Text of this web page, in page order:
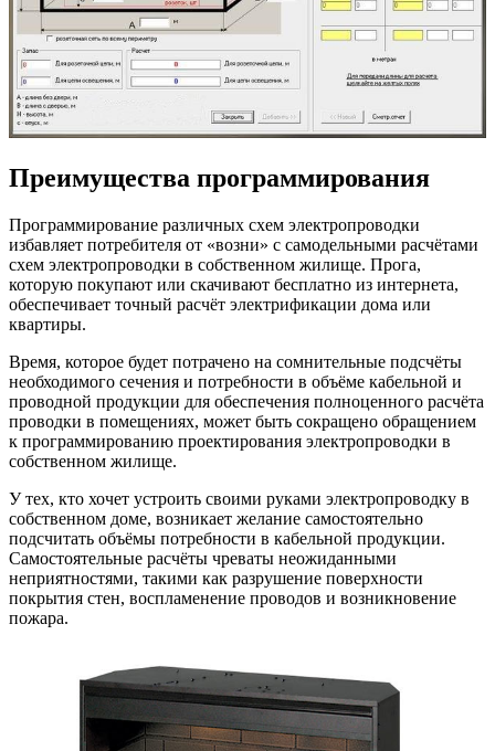
Преимущества программирования
Программирование различных схем электропроводки
избавляет потребителя от «возни» с самодельными расчётами
схем электропроводки в собственном жилище. Прога,
которую покупают или скачивают бесплатно из интернета,
обеспечивает точный расчёт электрификации дома или
квартиры.
Время, которое будет потрачено на сомнительные подсчёты
необходимого сечения и потребности в объёме кабельной и
проводной продукции для обеспечения полноценного расчёта
проводки в помещениях, может быть сокращено обращением
к программированию проектирования электропроводки в
собственном жилище.
У тех, кто хочет устроить своими руками электропроводку в
собственном доме, возникает желание самостоятельно
подсчитать объёмы потребности в кабельной продукции.
Самостоятельные расчёты чреваты неожиданными
неприятностями, такими как разрушение поверхности
покрытия стен, воспламенение проводов и возникновение
пожара.